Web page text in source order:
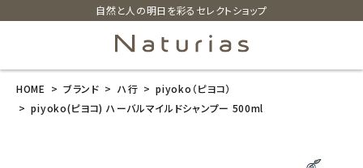
自然と人の明日を彩るセレクトショップ
search
HOME ブランド ハ行
piyoko（ピヨコ）
piyoko(ピヨコ) ハーバルマイルドシャンプー 500ml